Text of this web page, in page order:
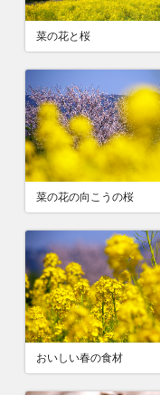
菜の花と桜
菜の花の向こうの桜
おいしい春の食材